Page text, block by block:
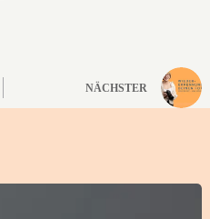
NÄCHSTER